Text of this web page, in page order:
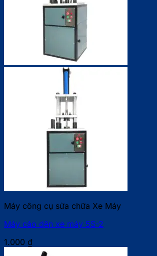
Máy công cụ sửa chữa Xe Máy
Máy cảo dên xe máy 5S-2
1.000 ₫